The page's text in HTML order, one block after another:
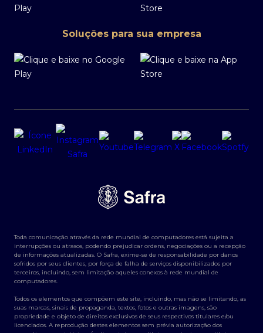
Soluções para sua empresa
Toda comunicação através da rede mundial de computadores está sujeita a
interrupções ou atrasos, podendo prejudicar ordens, negociações ou a recepção
de informações atualizadas. O Safra, exime-se de responsabilidade por danos
sofridos por seus clientes, por força de falha de serviços disponibilizados por
terceiros, incluindo, sem limitação aqueles conexos à rede mundial de
computadores.
Todos os elementos que compõem este site, incluindo, mas não se limitando, as
suas marcas, sinais de propaganda, textos, fotos e outras imagens, são
propriedade e objeto de direitos exclusivos de seus respectivos titulares e/ou
licenciados. A reprodução destes elementos sem prévia autorização dos